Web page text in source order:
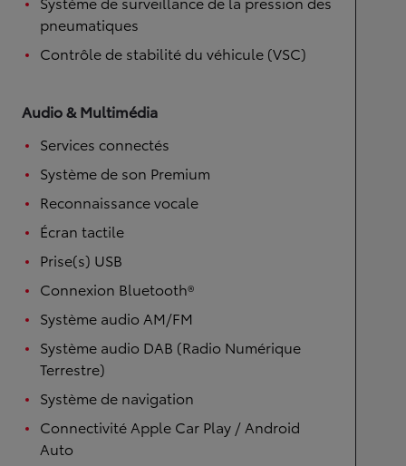
pneumatiques
Contrôle de stabilité du véhicule (VSC)
Audio & Multimédia
Services connectés
Système de son Premium
Reconnaissance vocale
Écran tactile
Prise(s) USB
Connexion Bluetooth®
Système audio AM/FM
Système audio DAB (Radio Numérique
Terrestre)
Système de navigation
Connectivité Apple Car Play / Android
Auto